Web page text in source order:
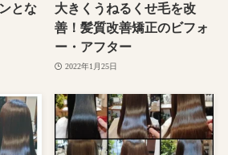
とな
大きくうねるくせ毛を改
善！髪質改善矯正のビフォ
ー・アフター
2022年1月25日